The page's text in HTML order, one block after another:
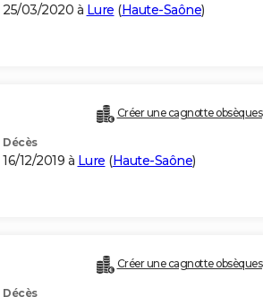
25/03/2020 à Lure (Haute-Saône)
Créer une cagnotte obsèques
Décès
16/12/2019 à Lure (Haute-Saône)
Créer une cagnotte obsèques
Décès